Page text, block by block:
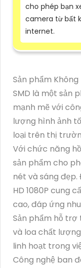
cho phép bạn
camera từ bất
internet.
Sản phẩm Không
SMD là một sản
mạnh mẽ với
lượng hình ảnh
loại trên thị
Với chức năng
sản phẩm cho
nét và sáng đẹp.
HD 1080P cung
cao, đáp ứng
Sản phẩm hỗ
và loa chất
linh hoạt trong
Công nghệ ban